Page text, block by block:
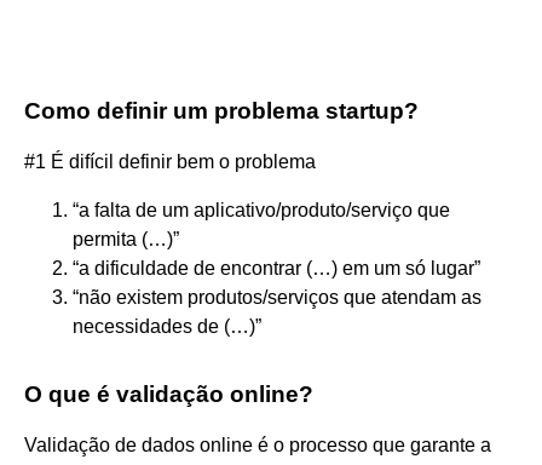
Como definir um problema startup?
#1 É difícil definir bem o problema
“a falta de um aplicativo/produto/serviço que
permita (…)”
“a dificuldade de encontrar (…) em um só lugar”
“não existem produtos/serviços que atendam as
necessidades de (…)”
O que é validação online?
Validação de dados online é o processo que garante a